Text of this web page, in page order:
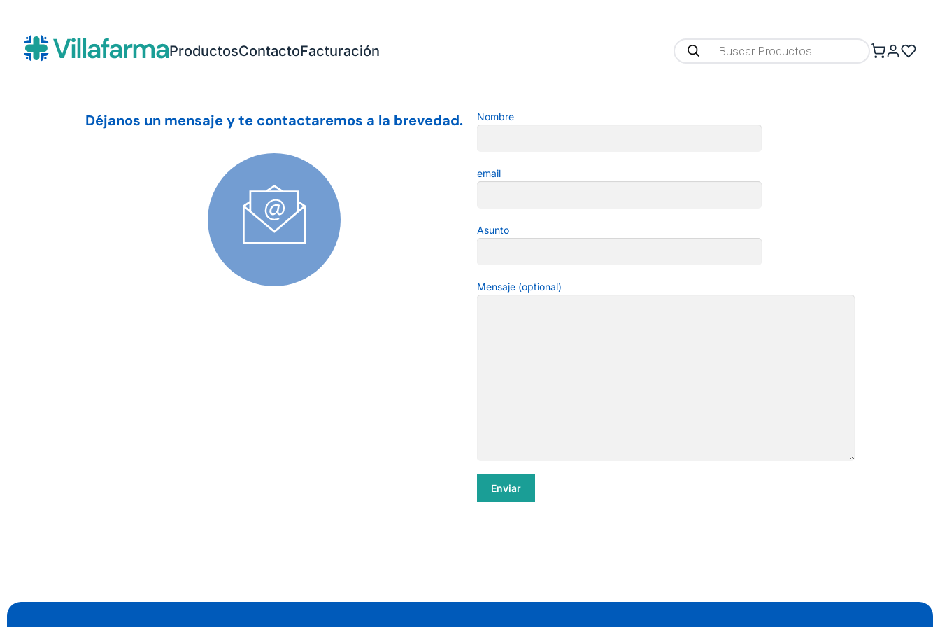
ProductosContactoFacturación
Déjanos un mensaje y te contactaremos a la brevedad. Nombre
email
Asunto
Mensaje (optional)